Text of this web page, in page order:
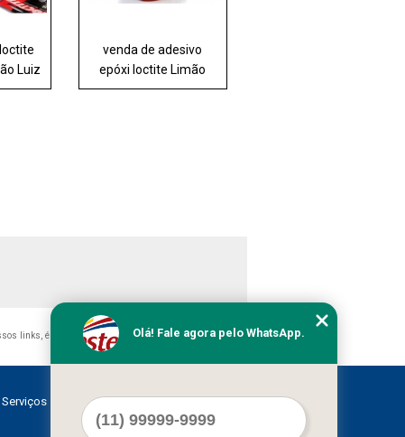
Luiz
venda de adesivo
epóxi loctite Limão
links, é proibida sem a autorização do autor. Crime de
Serviços Contato Mapa do site
Olá! Fale agora pelo WhatsApp.